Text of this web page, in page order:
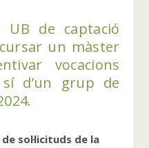
UB de captació
un màster
vocacions
d’un grup de
sol·licituds de la